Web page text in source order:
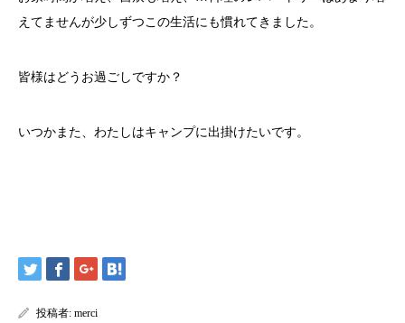
えてませんが少しずつこの生活にも慣れてきました。
皆様はどうお過ごしですか？
いつかまた、わたしはキャンプに出掛けたいです。
投稿者: merci